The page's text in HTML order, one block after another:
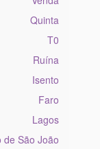
Quinta
T0
Ruína
Isento
Faro
Lagos
de São João